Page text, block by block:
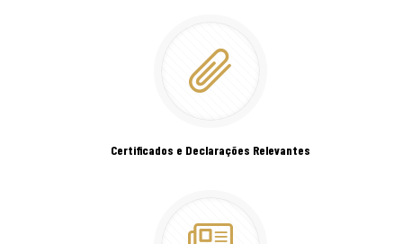
Certificados e Declarações Relevantes